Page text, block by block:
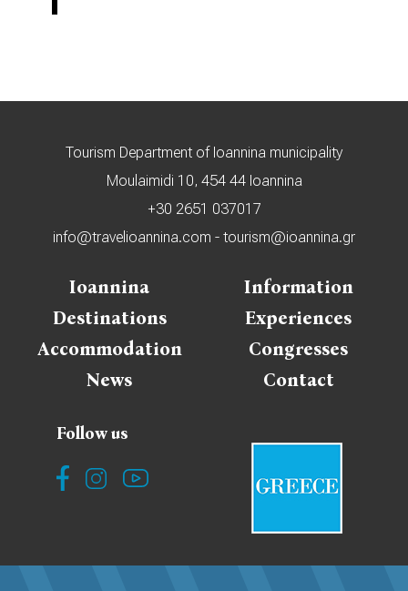
Tourism Department of Ioannina municipality
Moulaimidi 10, 454 44 Ioannina
+30 2651 037017
info@travelioannina.com - tourism@ioannina.gr
Ioannina
Information
Destinations
Experiences
Accommodation
Congresses
News
Contact
Follow us